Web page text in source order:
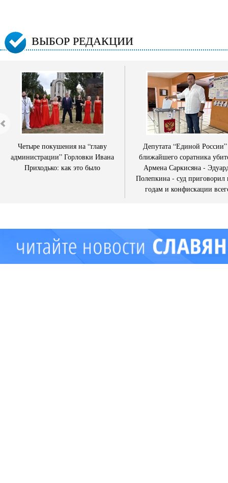
ВЫБОР РЕДАКЦИИ
Четыре покушения на “главу
администрации” Горловки Ивана
Приходько: как это было
Депутата “Единой
ближайшего соратника
Армена Саркисяна -
Полепкина - суд приговорил
годам и конфискации